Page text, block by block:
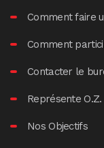
Comment faire
Comment
Contacter le
Représente O.Z.
Nos Objectifs